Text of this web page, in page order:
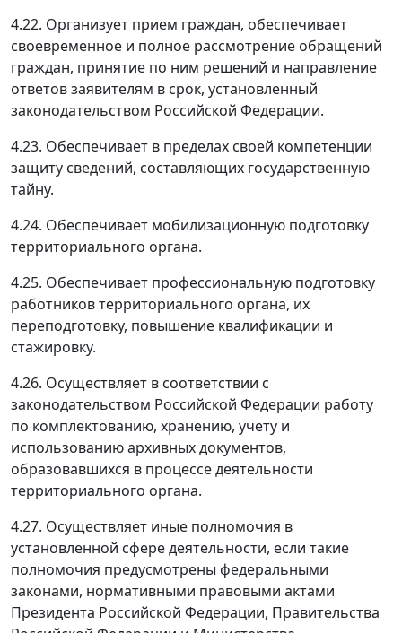
4.22. Организует прием граждан, обеспечивает
своевременное и полное рассмотрение обращений
граждан, принятие по ним решений и направление
ответов заявителям в срок, установленный
законодательством Российской Федерации.
4.23. Обеспечивает в пределах своей компетенции
защиту сведений, составляющих государственную
тайну.
4.24. Обеспечивает мобилизационную подготовку
территориального органа.
4.25. Обеспечивает профессиональную подготовку
работников территориального органа, их
переподготовку, повышение квалификации и
стажировку.
4.26. Осуществляет в соответствии с
законодательством Российской Федерации работу
по комплектованию, хранению, учету и
использованию архивных документов,
образовавшихся в процессе деятельности
территориального органа.
4.27. Осуществляет иные полномочия в
установленной сфере деятельности, если такие
полномочия предусмотрены федеральными
законами, нормативными правовыми актами
Президента Российской Федерации, Правительства